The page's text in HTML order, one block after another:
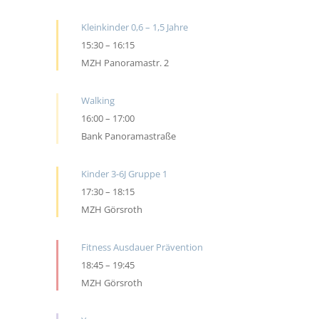
Kleinkinder 0,6 – 1,5 Jahre
15:30– 16:15
MZH Panoramastr. 2
Walking
16:00– 17:00
Bank Panoramastraße
Kinder 3-6J Gruppe 1
17:30– 18:15
MZH Görsroth
Fitness Ausdauer Prävention
18:45– 19:45
MZH Görsroth